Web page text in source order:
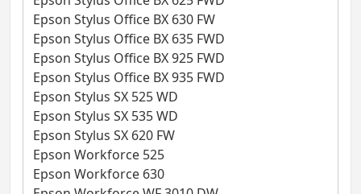
Epson Stylus Office BX 630 FW
Epson Stylus Office BX 635 FWD
Epson Stylus Office BX 925 FWD
Epson Stylus Office BX 935 FWD
Epson Stylus SX 525 WD
Epson Stylus SX 535 WD
Epson Stylus SX 620 FW
Epson Workforce 525
Epson Workforce 630